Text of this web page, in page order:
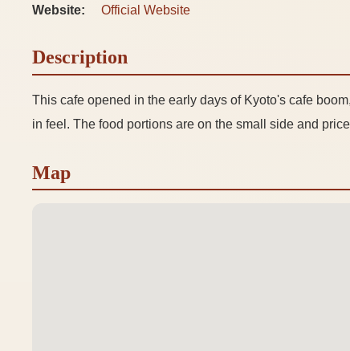
Website: Official Website
Description
This cafe opened in the early days of Kyoto's cafe
in feel. The food portions are on the small side and
Map